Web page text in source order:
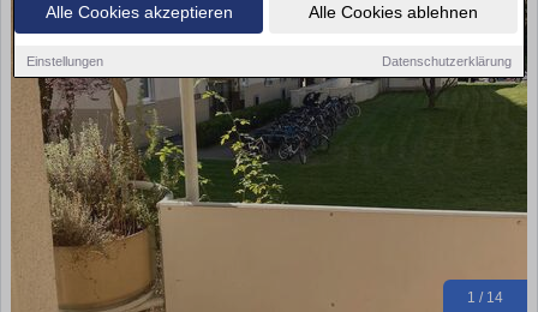
Alle Cookies akzeptieren Alle Cookies ablehnen
Einstellungen Datenschutzerklärung
1 / 14